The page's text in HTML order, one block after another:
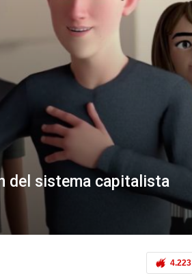
del sistema capitalista
4.223